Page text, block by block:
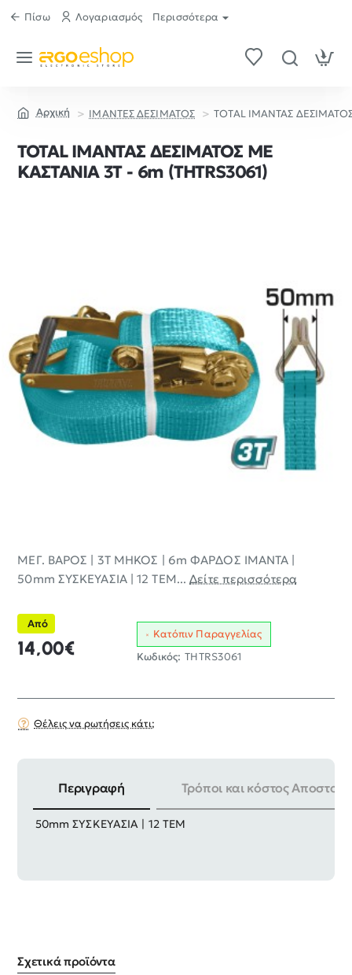
Πίσω Λογαριασμός Περισσότερα
ΙΜΑΝΤΕΣ ΔΕΣΙΜΑΤΟΣ TOTAL ΙΜΑΝΤΑΣ
TOTAL ΙΜΑΝΤΑΣ ΔΕΣΙΜΑΤΟΣ ΜΕ
ΚΑΣΤΑΝΙΑ 3Τ - 6m (THTRS3061)
ΜΕΓ. ΒΑΡΟΣ | 3Τ ΜΗΚΟΣ | 6m ΦΑΡΔΟΣ ΙΜΑΝΤΑ |
50mm ΣΥΣΚΕΥΑΣΙΑ | 12 ΤΕΜ...Δείτε περισσότερα
Από
14,00€
Κατόπιν Παραγγελίας
Κωδικός: THTRS3061
Θέλεις να ρωτήσεις κάτι;
Περιγραφή Τρόποι και κόστος
ΜΕΓ. ΒΑΡΟΣ | 3Τ ΜΗΚΟΣ | 6m ΦΑΡΔΟΣ ΙΜΑΝΤΑ |
50mm ΣΥΣΚΕΥΑΣΙΑ | 12 ΤΕΜ
Σχετικά προϊόντα